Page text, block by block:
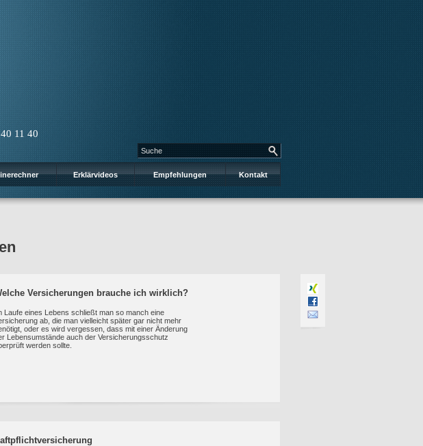
11 40
Erklärvideos Empfehlungen Kontakt
Versicherungen brauche ich wirklich?
Laufe eines Lebens schließt man so manch eine
ab, die man vielleicht später gar nicht mehr
oder es wird vergessen, dass mit einer Änderung
Lebensumstände auch der Versicherungsschutz
werden sollte.